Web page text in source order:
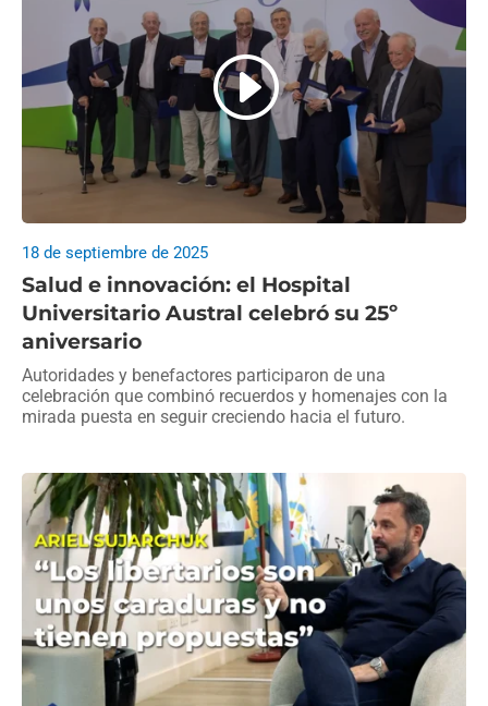
Salud e innovación: el Hospital
Universitario Austral celebró su 25º
aniversario
18 de septiembre de 2025
Autoridades y benefactores participaron de una
celebración que combinó recuerdos y homenajes con la
mirada puesta en seguir creciendo hacia el futuro.